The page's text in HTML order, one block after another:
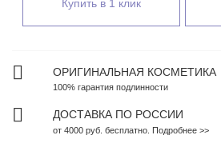
Купить в 1 клик
ОРИГИНАЛЬНАЯ КОСМЕТИКА
100% гарантия подлинности
ДОСТАВКА ПО РОССИИ
от 4000 руб. бесплатно. Подробнее >>